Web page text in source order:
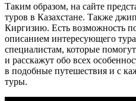
Таким образом, на сайте
туров в Казахстане. Также
Киргизию. Есть возможность
описанием интересующего
специалистам, которые
и расскажут обо всех
в подобные путешествия и с
туры.